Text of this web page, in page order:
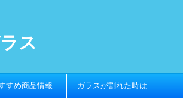
ス
すめ商品情報 ガラスが割れた時は